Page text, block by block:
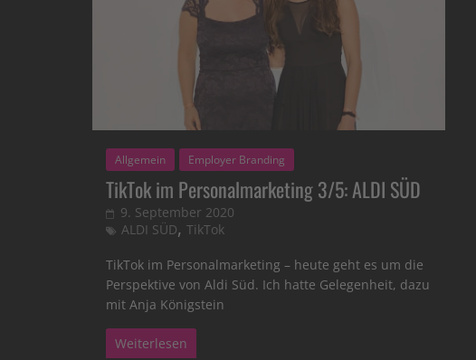
Allgemein Employer Branding
TikTok im Personalmarketing 3/5: ALDI SÜD
9. September 2020
ALDI SÜD, TikTok
TikTok im Personalmarketing – heute geht es um die
Perspektive von Aldi Süd. Ich hatte Gelegenheit, dazu
mit Anja Königstein
Weiterlesen